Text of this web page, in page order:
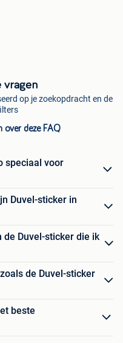
vragen
op je zoekopdracht en de
over deze FAQ
speciaal voor
Duvel-sticker in
Duvel-sticker die ik
de Duvel-sticker
beste